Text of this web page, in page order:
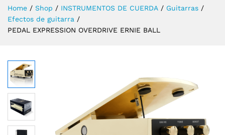
Home / Shop / INSTRUMENTOS DE CUERDA / Guitarras /
Efectos de guitarra /
PEDAL EXPRESSION OVERDRIVE ERNIE BALL